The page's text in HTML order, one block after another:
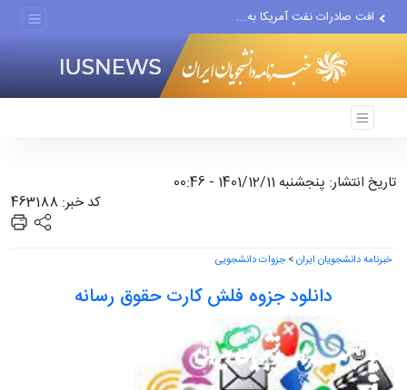
افت صادرات نفت آمریکا به...
حادثه امنیتی دریایی در جنوب...
تاریخ انتشار: پنجشنبه 1401/12/11 - 00:46
کد خبر: 463188
خبرنامه دانشجویان ایران>جزوات دانشجویی
دانلود جزوه فلش کارت حقوق رسانه